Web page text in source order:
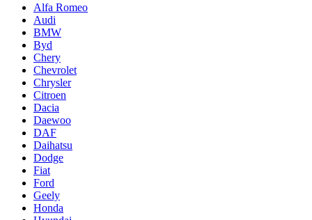
Alfa Romeo
Audi
BMW
Byd
Chery
Chevrolet
Chrysler
Citroen
Dacia
Daewoo
DAF
Daihatsu
Dodge
Fiat
Ford
Geely
Honda